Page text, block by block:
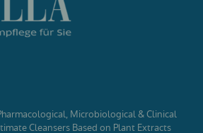
Microbiological & Clinical
Cleansers Based on Plant Extracts